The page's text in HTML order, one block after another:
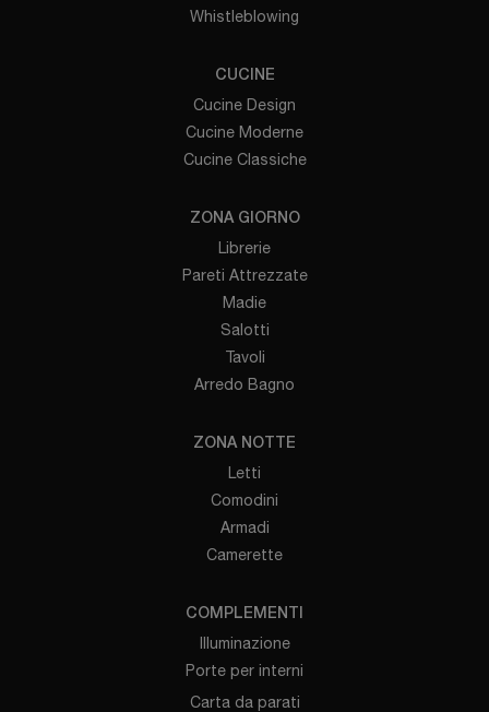
Whistleblowing
CUCINE
Cucine Design
Cucine Moderne
Cucine Classiche
ZONA GIORNO
Librerie
Pareti Attrezzate
Madie
Salotti
Tavoli
Arredo Bagno
ZONA NOTTE
Letti
Comodini
Armadi
Camerette
COMPLEMENTI
Illuminazione
Porte per interni
Carta da parati